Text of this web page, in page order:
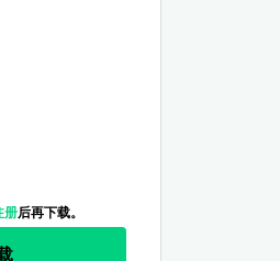
册后再下载。